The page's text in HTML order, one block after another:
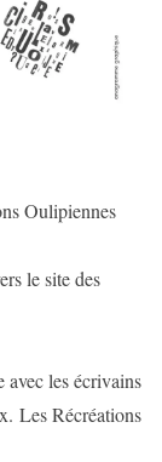
Oulipiennes
le site des
avec les écrivains
Les Récréations